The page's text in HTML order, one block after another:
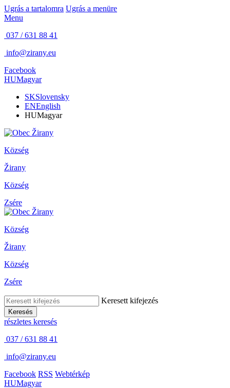
Ugrás a tartalomra Ugrás a menüre
Menu
037 / 631 88 41
info@zirany.eu
Facebook
HUMagyar
SKSlovensky
ENEnglish
HUMagyar
Község
Žirany
Község
Zsére
Község
Žirany
Község
Zsére
Keresett kifejezés
Keresés
részletes keresés
037 / 631 88 41
info@zirany.eu
Facebook RSS Webtérkép
HUMagyar